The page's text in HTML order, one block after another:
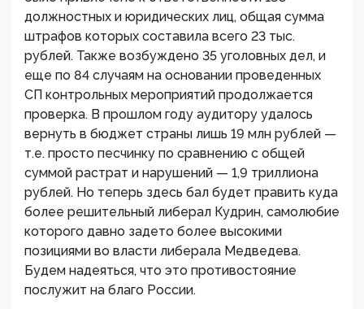
должностных и юридических лиц, общая сумма
штрафов которых составила всего 23 тыс.
рублей. Также возбуждено 35 уголовных дел, и
еще по 84 случаям на основании проведенных
СП контрольных мероприятий продолжается
проверка. В прошлом году аудитору удалось
вернуть в бюджет страны лишь 19 млн рублей —
т.е. просто песчинку по сравнению с общей
суммой растрат и нарушений — 1,9 триллиона
рублей. Но теперь здесь бал будет править куда
более решительный либерал Кудрин, самолюбие
которого давно задето более высокими
позициями во власти либерала Медведева.
Будем надеяться, что это противостояние
послужит на благо России.